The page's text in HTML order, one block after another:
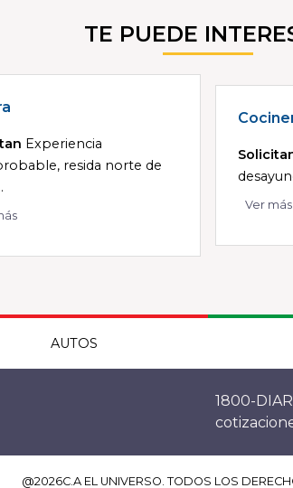
TE PUEDE
Experiencia
resida norte de
Ver más
AUTOS
1800-
@2026C.A EL UNIVERSO. TODOS LOS